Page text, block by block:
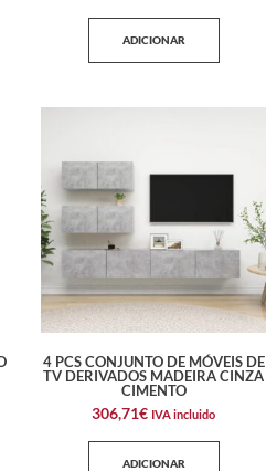
ADICIONAR
4 PCS CONJUNTO DE MÓVEIS DE
TV DERIVADOS MADEIRA CINZA
CIMENTO
306,71€ IVA incluido
ADICIONAR